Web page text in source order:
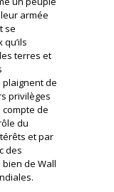
armée
se
terres et
plaignent de
privilèges
de
du
et par
des
de Wall